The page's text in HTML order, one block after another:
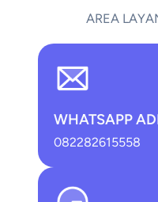
AREA
WHATSAPP
082282615558